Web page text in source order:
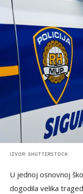
IZVOR: SHUTTERSTOCK
U jednoj osnovnoj
dogodila velika